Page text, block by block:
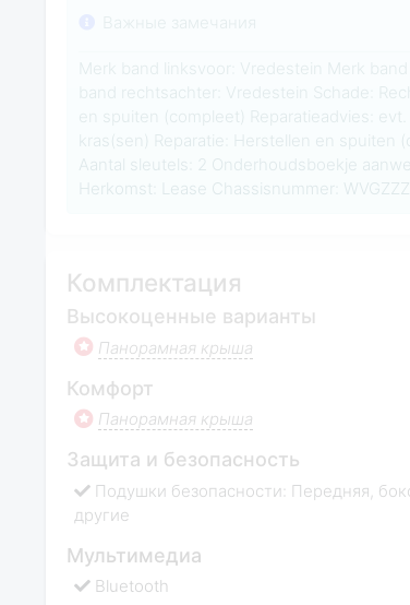
Merk band linksvoor: Vredestein Merk
band rechtsachter: Vredestein Schade:
en spuiten (compleet) Reparatieadvies:
kras(sen) Reparatie: Herstellen en spuiten
Aantal sleutels: 2 Onderhoudsboekje
Herkomst: Lease Chassisnummer:
Комплектация
Высокоценные варианты
Панорамная крыша
Комфорт
Панорамная крыша
Защита и безопасность
Подушки безопасности: Передняя,
другие
Мультимедиа
Bluetooth